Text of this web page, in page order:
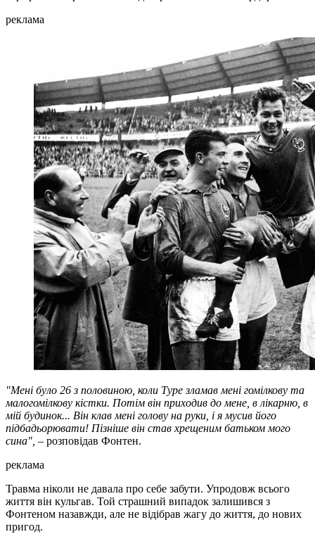
реклама
"Мені було 26 з половиною, коли Туре зламав мені гомілкову та
малогомілкову кістки. Потім він приходив до мене, в лікарню, в
мій будинок... Він клав мені голову на руки, і я мусив його
підбадьорювати! Пізніше він став хрещеним батьком мого
сина", – розповідав Фонтен.
реклама
Травма ніколи не давала про себе забути. Упродовж всього
життя він кульгав. Той страшний випадок залишився з
Фонтеном назавжди, але не відібрав жагу до життя, до нових
пригод.